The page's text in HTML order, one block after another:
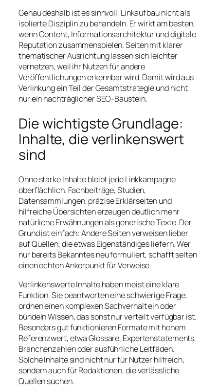
Genau deshalb ist es sinnvoll, Linkaufbau nicht als
isolierte Disziplin zu behandeln. Er wirkt am besten,
wenn Content, Informationsarchitektur und digitale
Reputation zusammenspielen. Seiten mit klarer
thematischer Ausrichtung lassen sich leichter
vernetzen, weil ihr Nutzen für andere
Veröffentlichungen erkennbar wird. Damit wird aus
Verlinkung ein Teil der Gesamtstrategie und nicht
nur ein nachträglicher SEO-Baustein.
Die wichtigste Grundlage:
Inhalte, die verlinkenswert
sind
Ohne starke Inhalte bleibt jede Linkkampagne
oberflächlich. Fachbeiträge, Studien,
Datensammlungen, präzise Erklärseiten und
hilfreiche Übersichten erzeugen deutlich mehr
natürliche Erwähnungen als generische Texte. Der
Grund ist einfach: Andere Seiten verweisen lieber
auf Quellen, die etwas Eigenständiges liefern. Wer
nur bereits Bekanntes neu formuliert, schafft selten
einen echten Ankerpunkt für Verweise.
Verlinkenswerte Inhalte haben meist eine klare
Funktion. Sie beantworten eine schwierige Frage,
ordnen einen komplexen Sachverhalt ein oder
bündeln Wissen, das sonst nur verteilt verfügbar ist.
Besonders gut funktionieren Formate mit hohem
Referenzwert, etwa Glossare, Expertenstatements,
Branchenzahlen oder ausführliche Leitfäden.
Solche Inhalte sind nicht nur für Nutzer hilfreich,
sondern auch für Redaktionen, die verlässliche
Quellen suchen.